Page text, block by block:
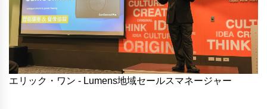
エリック・ワン - Lumens地域セールスマネージャー